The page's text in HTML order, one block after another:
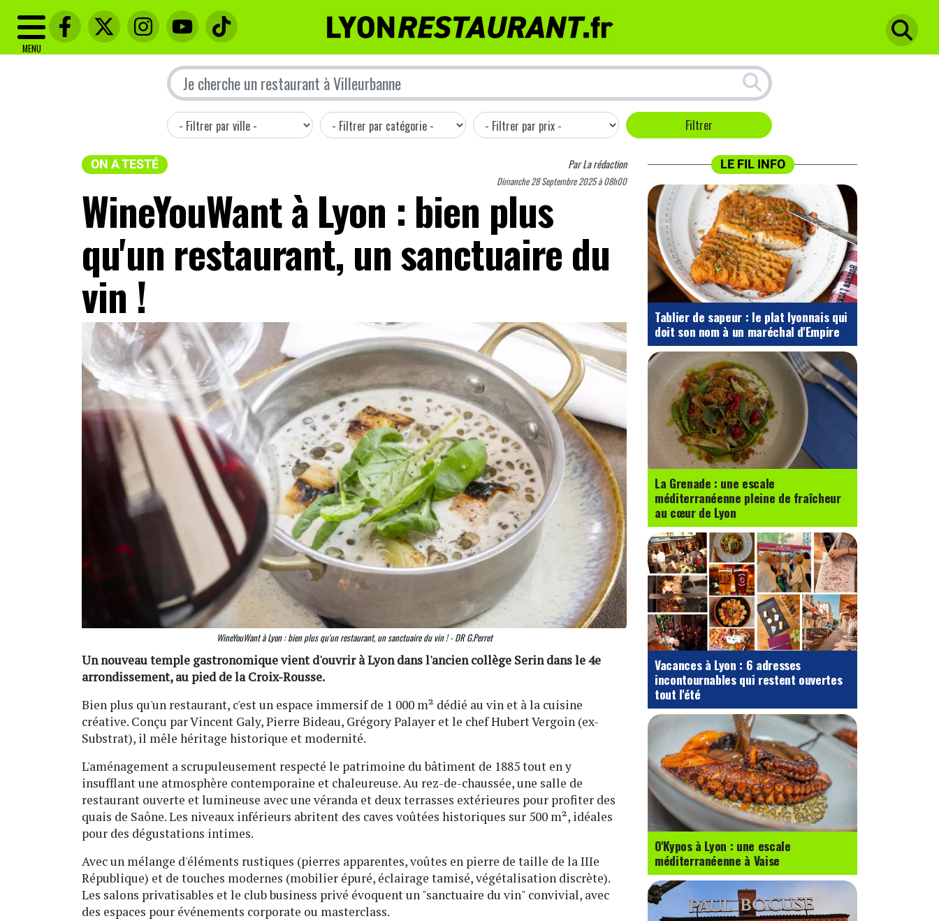
MENU
ON A TESTÉ ParLa rédaction
Dimanche 28 Septembre 2025 à 08h00
WineYouWant à Lyon : bien plus
qu'un restaurant, un sanctuaire du
vin !
WineYouWant à Lyon : bien plus qu'un restaurant, un sanctuaire du vin ! - DR G.Perret
Un nouveau temple gastronomique vient d'ouvrir à Lyon dans l'ancien collège Serin dans le 4e
arrondissement, au pied de la Croix-Rousse.
Bien plus qu'un restaurant, c'est un espace immersif de 1 000 m² dédié au vin et à la cuisine
créative. Conçu par Vincent Galy, Pierre Bideau, Grégory Palayer et le chef Hubert Vergoin (ex-
Substrat), il mêle héritage historique et modernité.
L'aménagement a scrupuleusement respecté le patrimoine du bâtiment de 1885 tout en y
insufflant une atmosphère contemporaine et chaleureuse. Au rez-de-chaussée, une salle de
restaurant ouverte et lumineuse avec une véranda et deux terrasses extérieures pour profiter des
quais de Saône. Les niveaux inférieurs abritent des caves voûtées historiques sur 500 m², idéales
pour des dégustations intimes.
Avec un mélange d'éléments rustiques (pierres apparentes, voûtes en pierre de taille de la IIIe
République) et de touches modernes (mobilier épuré, éclairage tamisé, végétalisation discrète).
Les salons privatisables et le club business privé évoquent un "sanctuaire du vin" convivial, avec
des espaces pour événements corporate ou masterclass.
LE FIL INFO
Tablier de sapeur : le plat lyonnais qui
doit son nom à un maréchal d'Empire
La Grenade : une escale
méditerranéenne pleine de fraîcheur
au cœur de Lyon
Vacances à Lyon : 6 adresses
incontournables qui restent ouvertes
tout l'été
O'Kypos à Lyon : une escale
méditerranéenne à Vaise